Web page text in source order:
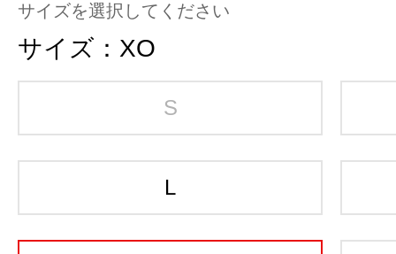
サイズを選択してください
サイズ： XO
S
L